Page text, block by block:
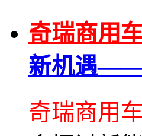
奇瑞商用
新机遇——
奇瑞商用车